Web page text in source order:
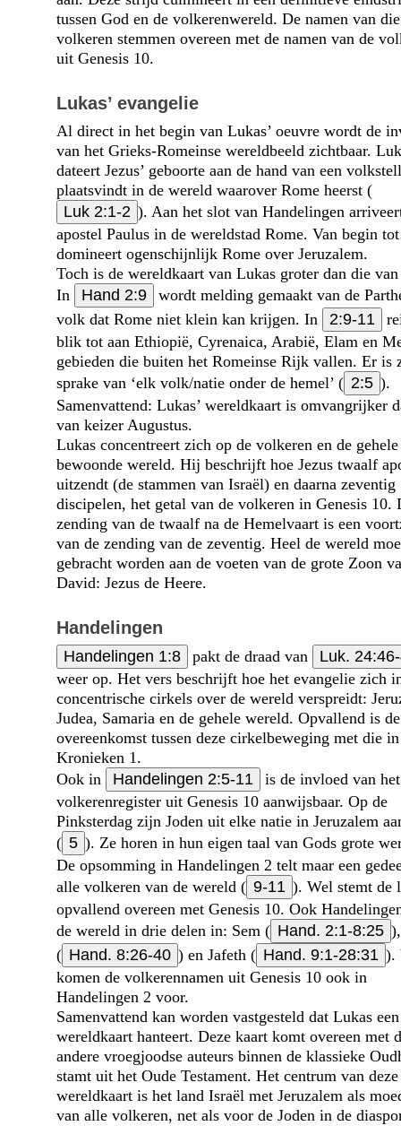
tussen God en de volkerenwereld. De namen van die
volkeren stemmen overeen met de namen van de
uit Genesis 10.
Lukas’ evangelie
Al direct in het begin van Lukas’ oeuvre wordt de
van het Grieks-Romeinse wereldbeeld zichtbaar.
dateert Jezus’ geboorte aan de hand van een
plaatsvindt in de wereld waarover Rome heerst (
Luk 2:1-2 ). Aan het slot van Handelingen
apostel Paulus in de wereldstad Rome. Van begin
domineert ogen­schijnlijk Rome over Jeruzalem.
Toch is de wereldkaart van Lukas groter dan die
In
Hand 2:9
wordt melding gemaakt van de
volk dat Rome niet klein kan krijgen. In
2:9-11
blik tot aan Ethiopië, Cyrenaica, Arabië, Elam en
gebieden die buiten het Romeinse Rijk vallen. Er is
sprake van ‘elk volk/natie onder de hemel’ ( 2:5 ).
Samenvattend: Lukas’ wereldkaart is omvangrijker
van keizer Augustus.
Lukas concentreert zich op de volkeren en de gehele
bewoonde wereld. Hij beschrijft hoe Jezus twaalf
uitzendt (de stammen van Israël) en daarna zeventig
discipelen, het getal van de volkeren in Genesis 10.
zending van de twaalf na de Hemelvaart is een
van de zending van de zeventig. Heel de wereld
gebracht worden aan de voeten van de grote Zoon
David: Jezus de Heere.
Handelingen
Handelingen 1:8 pakt de draad van
Luk.
weer op. Het vers beschrijft hoe het evangelie zich
concentrische cirkels over de wereld verspreidt:
Judea, Samaria en de gehele wereld. Opvallend is de
overeenkomst tussen deze cirkelbeweging met die
Kronieken 1.
Ook in
Handelingen 2:5-11
is de invloed van het
volkerenregister uit Genesis 10 aanwijsbaar. Op de
Pinksterdag zijn Joden uit elke natie in Jeruzalem
( 5 ). Ze horen in hun eigen taal van Gods grote
De opsomming in Handelingen 2 telt maar een
alle volkeren van de wereld ( 9-11 ). Wel stemt de
opvallend overeen met Genesis 10. Ook
de wereld in drie delen in: Sem ( Hand. 2:1-8:25
( Hand. 8:26-40 ) en Jafeth ( Hand. 9:1-28:31 ).
komen de volkerennamen uit Genesis 10 ook in
Handelingen 2 voor.
Samenvattend kan worden vastgesteld dat Lukas
wereldkaart hanteert. Deze kaart komt overeen met
andere vroegjoodse auteurs binnen de klassieke
stamt uit het Oude Testament. Het centrum van deze
wereldkaart is het land Israël met Jeruzalem als
van alle volkeren, net als voor de Joden in de